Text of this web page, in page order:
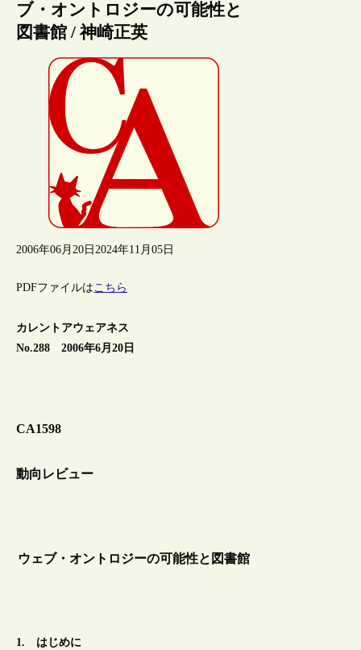
ブ・オントロジーの可能性と
図書館 / 神崎正英
2006年06月20日 2024年11月05日
PDFファイルはこちら
カレントアウェアネス
No.288 2006年6月20日
CA1598
動向レビュー
ウェブ・オントロジーの可能性と図書館
1. はじめに